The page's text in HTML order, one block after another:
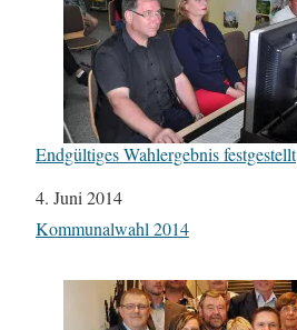
Endgültiges Wahlergebnis festgestellt
Datum
4. Juni 2014
In Bezug auf
Kommunalwahl 2014